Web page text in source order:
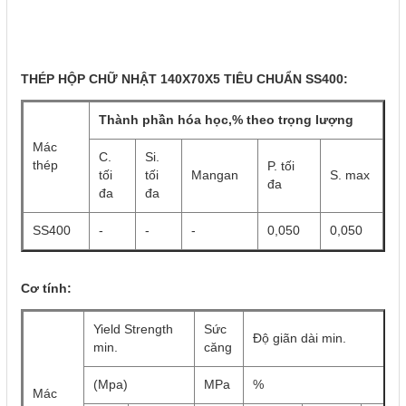
THÉP HỘP CHỮ NHẬT 140X70X5 TIÊU CHUẨN SS400:
Mác
thép
Thành phần hóa học,% theo trọng lượng
C.
tối
đa
Si.
tối
đa
Mangan
P. tối
đa
S. max
SS400 - - - 0,050 0,050
Cơ tính:
Mác
Yield Strength
min.
Sức
căng
Độ giãn dài min.
(Mpa) MPa %